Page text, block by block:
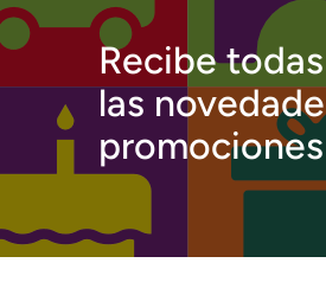
Recibe todas
las
promociones